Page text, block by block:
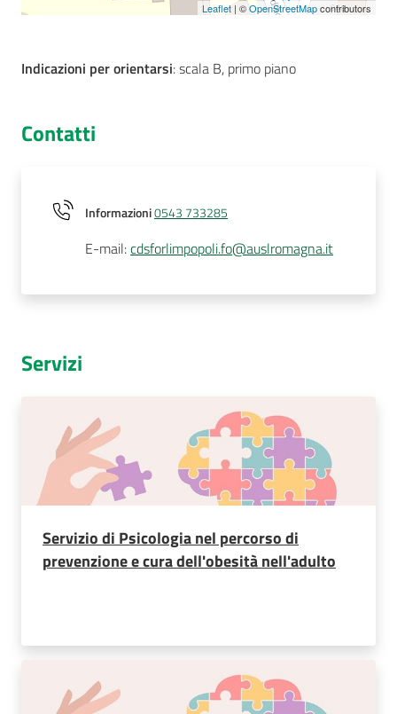
Leaflet | ©OpenStreetMapcontributors
Indicazioni per orientarsi: scala B, primo piano
Contatti
Informazioni0543 733285
E-mail:cdsforlimpopoli.fo@auslromagna.it
Servizi
Servizio di Psicologia nel percorso di
prevenzione e cura dell'obesità nell'adulto